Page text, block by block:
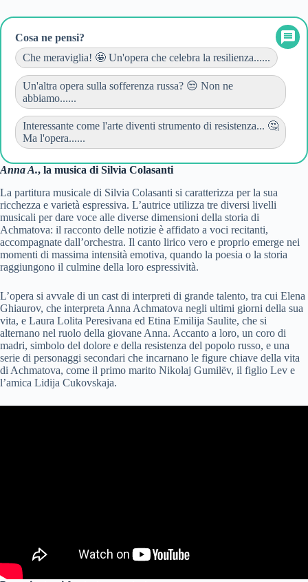
Cosa ne pensi?
Che meraviglia! 🤩 Un'opera che celebra la resilienza......
Un'altra opera sulla sofferenza russa? 😒 Non ne
abbiamo......
Interessante come l'arte diventi strumento di resistenza... 🤔
Ma l'opera......
Anna A., la musica di Silvia Colasanti
La partitura musicale di Silvia Colasanti si caratterizza per la sua
ricchezza e varietà espressiva. L’autrice utilizza tre diversi livelli
musicali per dare voce alle diverse dimensioni della storia di
Achmatova: il racconto delle notizie è affidato a voci recitanti,
accompagnate dall’orchestra. Il canto lirico vero e proprio emerge nei
momenti di massima intensità emotiva, quando la poesia o la storia
raggiungono il culmine della loro espressività.
L’opera si avvale di un cast di interpreti di grande talento, tra cui Elena
Ghiaurov, che interpreta Anna Achmatova negli ultimi giorni della sua
vita, e Laura Lolita Peresivana ed Etina Emilija Saulite, che si
alternano nel ruolo della giovane Anna. Accanto a loro, un coro di
madri, simbolo del dolore e della resistenza del popolo russo, e una
serie di personaggi secondari che incarnano le figure chiave della vita
di Achmatova, come il primo marito Nikolaj Gumilëv, il figlio Lev e
l’amica Lidija Cukovskaja.